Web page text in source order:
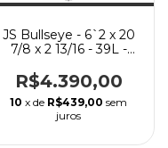
JS Bullseye - 6`2 x 20
7/8 x 2 13/16 - 39L -
R$4.390,00
10 x de R$439,00 sem
juros